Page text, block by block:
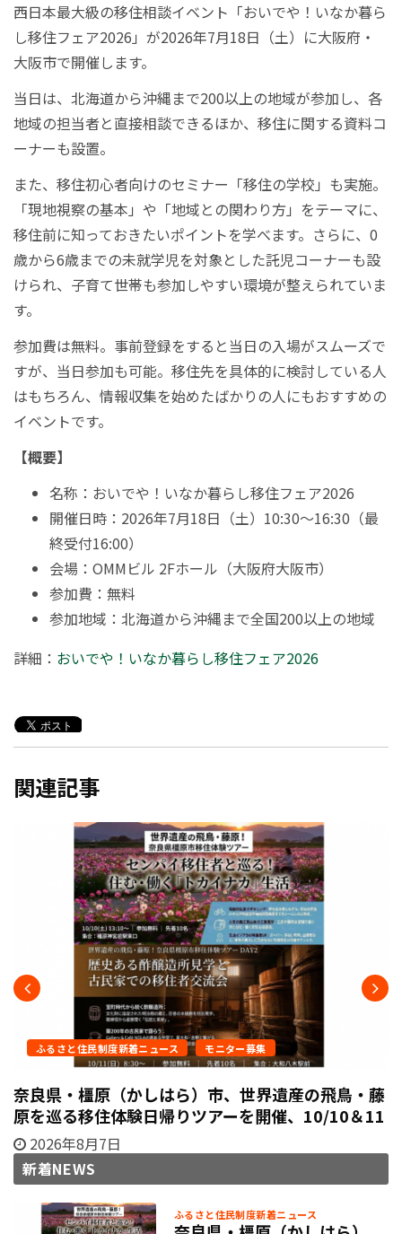
西日本最大級の移住相談イベント「おいでや！いなか暮ら
し移住フェア2026」が2026年7月18日（土）に大阪府・
大阪市で開催します。
当日は、北海道から沖縄まで200以上の地域が参加し、各
地域の担当者と直接相談できるほか、移住に関する資料コ
ーナーも設置。
また、移住初心者向けのセミナー「移住の学校」も実施。
「現地視察の基本」や「地域との関わり方」をテーマに、
移住前に知っておきたいポイントを学べます。さらに、0
歳から6歳までの未就学児を対象とした託児コーナーも設
けられ、子育て世帯も参加しやすい環境が整えられていま
す。
参加費は無料。事前登録をすると当日の入場がスムーズで
すが、当日参加も可能。移住先を具体的に検討している人
はもちろん、情報収集を始めたばかりの人にもおすすめの
イベントです。
【概要】
名称：おいでや！いなか暮らし移住フェア2026
開催日時：2026年7月18日（土）10:30～16:30（最
終受付16:00）
会場：OMMビル 2Fホール（大阪府大阪市）
参加費：無料
参加地域：北海道から沖縄まで全国200以上の地域
詳細： おいでや！いなか暮らし移住フェア2026
関連記事
ふるさと住民制度新着ニュース モニター募集
奈良県・橿原（かしはら）市、世界遺産の飛鳥・藤
原を巡る移住体験日帰りツアーを開催、10/10＆11
2026年8月7日
新着NEWS
ふるさと住民制度新着ニュース